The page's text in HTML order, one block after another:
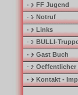
FF Jugend
Notruf
Links
BULLI-
Gast Buch
Oeffentlicher
Kontakt -